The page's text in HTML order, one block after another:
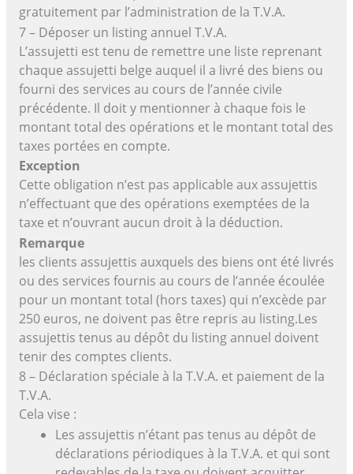
gratuitement par l’administration de la T.V.A.
7 – Déposer un listing annuel T.V.A.
L’assujetti est tenu de remettre une liste reprenant
chaque assujetti belge auquel il a livré des biens ou
fourni des services au cours de l’année civile
précédente. Il doit y mentionner à chaque fois le
montant total des opérations et le montant total des
taxes portées en compte.
Exception
Cette obligation n’est pas applicable aux assujettis
n’effectuant que des opérations exemptées de la
taxe et n’ouvrant aucun droit à la déduction.
Remarque
les clients assujettis auxquels des biens ont été livrés
ou des services fournis au cours de l’année écoulée
pour un montant total (hors taxes) qui n’excède par
250 euros, ne doivent pas être repris au listing.Les
assujettis tenus au dépôt du listing annuel doivent
tenir des comptes clients.
8 – Déclaration spéciale à la T.V.A. et paiement de la
T.V.A.
Cela vise :
Les assujettis n’étant pas tenus au dépôt de
déclarations périodiques à la T.V.A. et qui sont